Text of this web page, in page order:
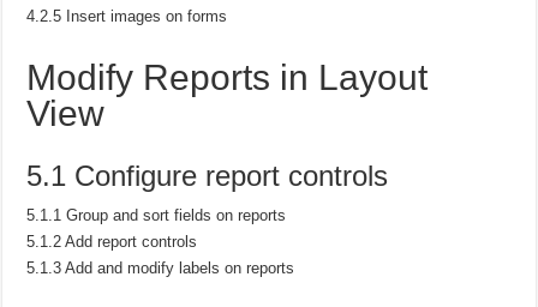
4.2.5 Insert images on forms
Modify Reports in Layout
View
5.1 Configure report controls
5.1.1 Group and sort fields on reports
5.1.2 Add report controls
5.1.3 Add and modify labels on reports